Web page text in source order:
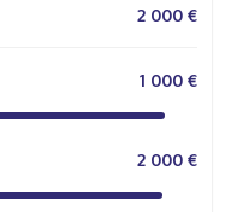
2 000 €
1 000 €
2 000 €